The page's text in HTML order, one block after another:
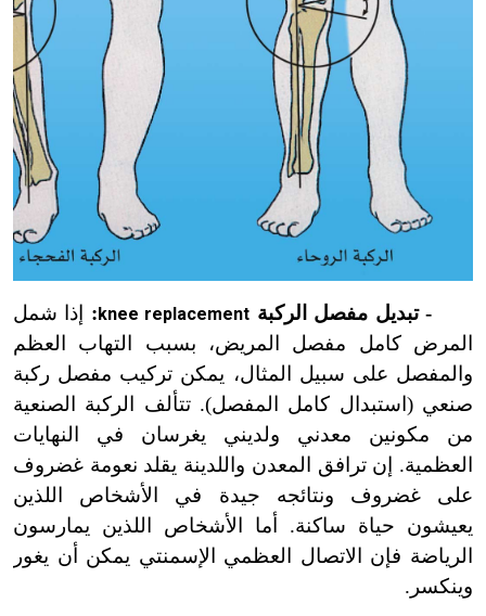
- تبديل مفصل الركبة knee replacement
: إذا شمل
المرض كامل مفصل المريض، بسبب التهاب العظم
والمفصل على سبيل المثال، يمكن تركيب مفصل ركبة
صنعي (استبدال كامل المفصل). تتألف الركبة الصنعية
من مكونين معدني ولديني يغرسان في النهايات
العظمية. إن ترافق المعدن واللدينة يقلد نعومة غضروف
على غضروف ونتائجه جيدة في الأشخاص اللذين
يعيشون حياة ساكنة. أما الأشخاص اللذين يمارسون
الرياضة فإن الاتصال العظمي الإسمنتي يمكن أن يغور
وينكسر.